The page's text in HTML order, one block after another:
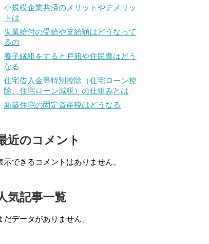
小規模企業共済のメリットやデメリッ
トは
失業給付の受給や支給額はどうなって
るの
養子縁組をすると戸籍や住民票はどう
なる
住宅借入金等特別控除（住宅ローン控
除、住宅ローン減税）の仕組みとは
新築住宅の固定資産税はどうなる
近のコメント
示できるコメントはありません。
気記事一覧
だデータがありません。